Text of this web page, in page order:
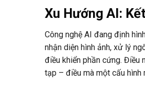
Xu Hướng AI:
Công nghệ AI đang định
nhận diện hình ảnh, xử lý
điều khiển phần cứng. Điều
tạp – điều mà một cấu hình